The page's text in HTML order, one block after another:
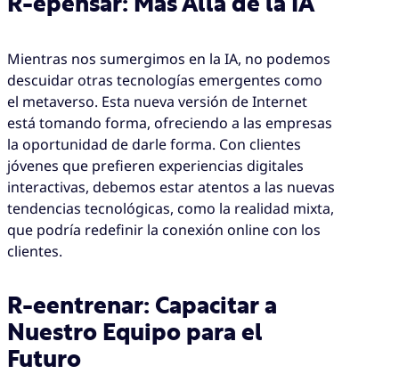
Mientras nos sumergimos en la IA, no podemos
descuidar otras tecnologías emergentes como
el metaverso. Esta nueva versión de Internet
está tomando forma, ofreciendo a las empresas
la oportunidad de darle forma. Con clientes
jóvenes que prefieren experiencias digitales
interactivas, debemos estar atentos a las nuevas
tendencias tecnológicas, como la realidad mixta,
que podría redefinir la conexión online con los
clientes.
R-eentrenar: Capacitar a
Nuestro Equipo para el
Futuro